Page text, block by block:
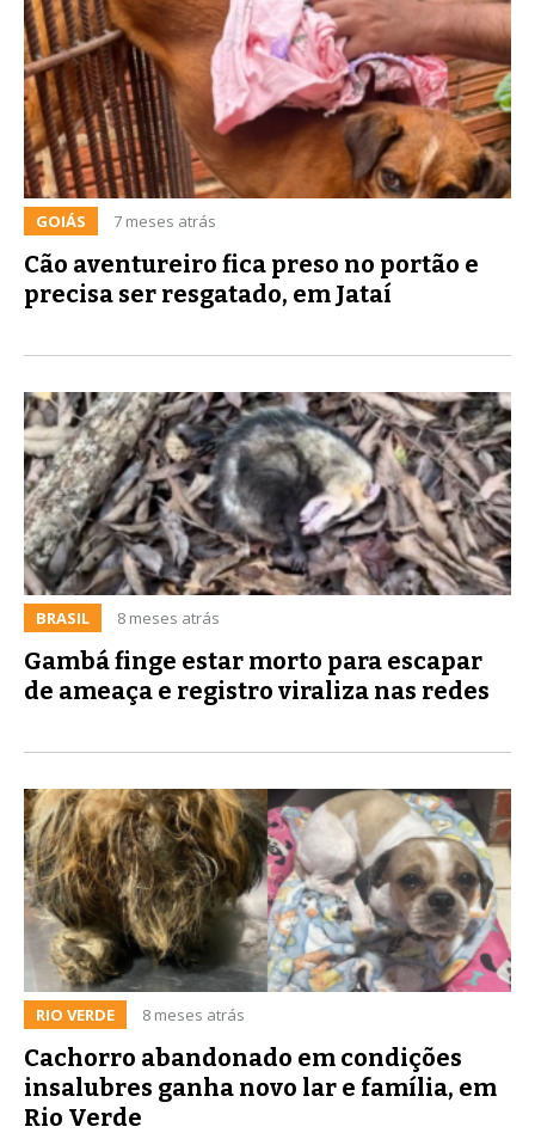
GOIÁS 7 meses atrás
Cão aventureiro fica preso no portão e
precisa ser resgatado, em Jataí
BRASIL 8 meses atrás
Gambá finge estar morto para escapar
de ameaça e registro viraliza nas redes
RIO VERDE 8 meses atrás
Cachorro abandonado em condições
insalubres ganha novo lar e família, em
Rio Verde